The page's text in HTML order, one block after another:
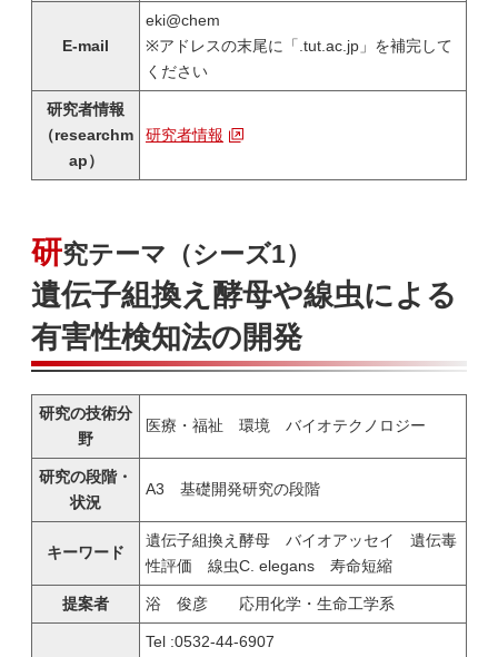
E-mail
eki@chem
※アドレスの末尾に「.tut.ac.jp」を補完して
ください
研究者情報
（researchm
ap）
研究者情報
研究テーマ（シーズ1）
遺伝子組換え酵母や線虫による
有害性検知法の開発
研究の技術分
野
医療・福祉 環境 バイオテクノロジー
研究の段階・
状況
A3 基礎開発研究の段階
キーワード
遺伝子組換え酵母 バイオアッセイ 遺伝毒
性評価 線虫C. elegans 寿命短縮
提案者 浴 俊彦 応用化学・生命工学系
Tel :0532-44-6907